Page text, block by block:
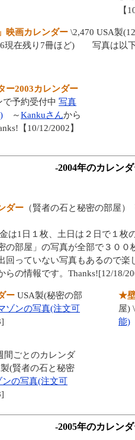
【
映画カレンダー \2,470 USA製
現在残り7冊ほど) 写真は以
ー2003カレンダー
予約受付中 写真
～Kankuさんから
【10/12/2002】
-2004年のカレン
ダー （賢者の石と秘密の部屋
金は1日１枚、土日は２日で１枚
の部屋」の写真が全部で３００
回っていない写真もあるので楽
らの情報です。Thanks![12/18/
ー USA製(秘密の部
ゾンの写真(注文可
★壁
屋
能)
間ごとのカレンダ
(賢者の石と秘密
ンの写真(注文可
-2005年のカレン